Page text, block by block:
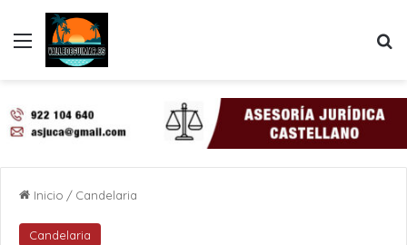
Menú
Inicio / Candelaria
Candelaria